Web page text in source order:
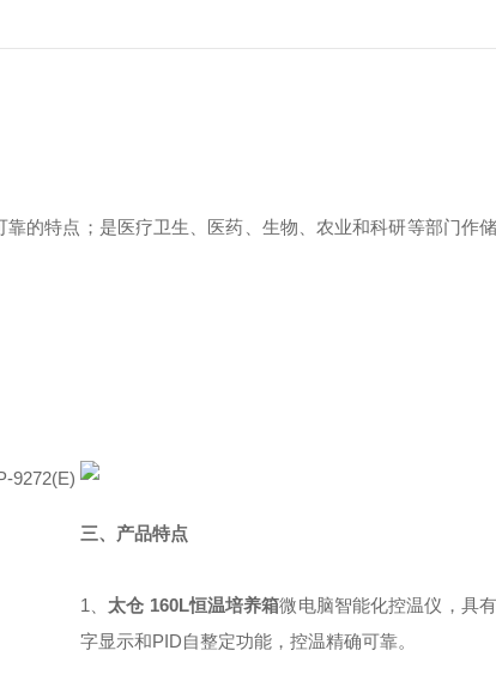
的特点；是医疗卫生、医药、生物、农业和科研等部门作
9272(E)
三、 产品特点
1、 太仓 160L恒温培养箱微电脑智能化控温仪，具
字显示和PID自整定功能，控温精确可靠。